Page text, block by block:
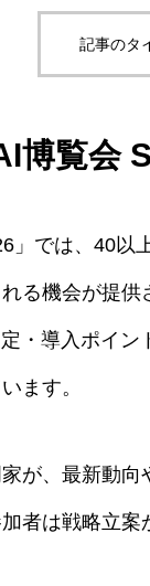
記事のタ
博覧会
」では、40
れる機会が提
・導入ポイ
ます。
が、最新動
者は戦略立